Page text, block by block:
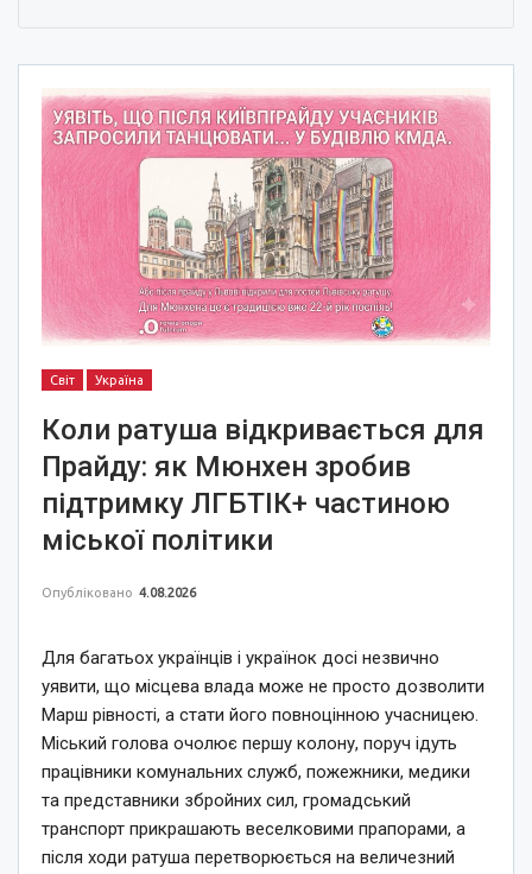
Світ Україна
Коли ратуша відкривається для
Прайду: як Мюнхен зробив
підтримку ЛГБТІК+ частиною
міської політики
Опубліковано 4.08.2026
Для багатьох українців і українок досі незвично
уявити, що місцева влада може не просто дозволити
Марш рівності, а стати його повноцінною учасницею.
Міський голова очолює першу колону, поруч ідуть
працівники комунальних служб, пожежники, медики
та представники збройних сил, громадський
транспорт прикрашають веселковими прапорами, а
після ходи ратуша перетворюється на величезний